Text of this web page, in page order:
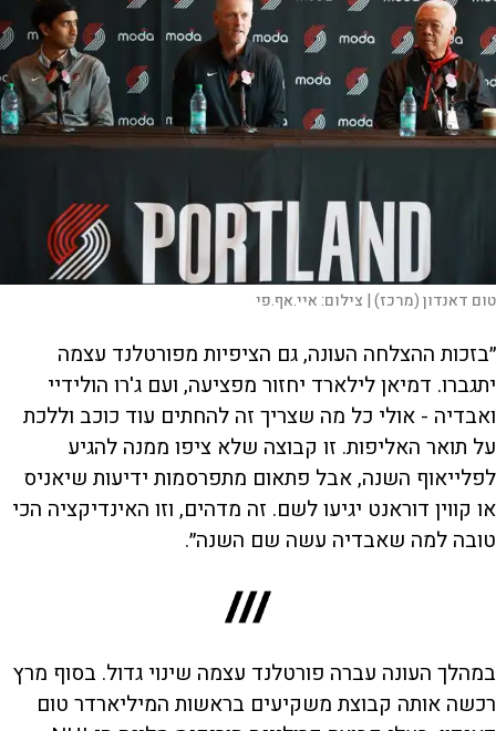
טום דאנדון (מרכז) | צילום:איי.אף.פי
״בזכות ההצלחה העונה, גם הציפיות מפורטלנד עצמה
יתגברו. דמיאן לילארד יחזור מפציעה, ועם ג'רו הולידיי
ואבדיה - אולי כל מה שצריך זה להחתים עוד כוכב וללכת
על תואר האליפות. זו קבוצה שלא ציפו ממנה להגיע
לפלייאוף השנה, אבל פתאום מתפרסמות ידיעות שיאניס
או קווין דוראנט יגיעו לשם. זה מדהים, וזו האינדיקציה הכי
טובה למה שאבדיה עשה שם השנה״.
במהלך העונה עברה פורטלנד עצמה שינוי גדול. בסוף מרץ
רכשה אותה קבוצת משקיעים בראשות המיליארדר טום